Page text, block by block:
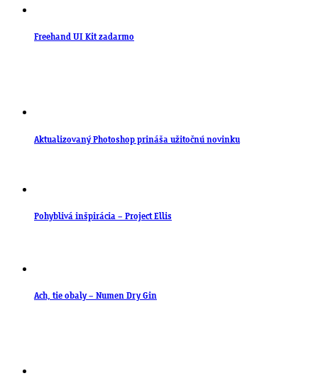
Freehand UI Kit zadarmo
Aktualizovaný Photoshop prináša užitočnú novinku
Pohyblivá inšpirácia – Project Ellis
Ach, tie obaly – Numen Dry Gin